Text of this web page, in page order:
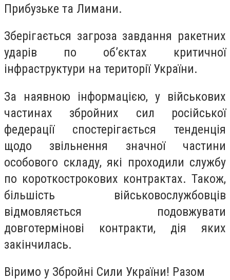
Прибузьке та Лимани.
Зберігається загроза завдання ракетних
ударів по об’єктах критичної
інфраструктури на території України.
За наявною інформацією, у військових
частинах збройних сил російської
федерації спостерігається тенденція
щодо звільнення значної частини
особового складу, які проходили службу
по короткострокових контрактах. Також,
більшість військовослужбовців
відмовляється подовжувати
довготермінові контракти, дія яких
закінчилась.
Віримо у Збройні Сили України! Разом